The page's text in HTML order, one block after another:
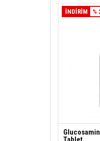
İNDİRİM %